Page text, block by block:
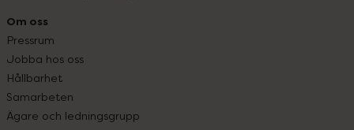
Om oss
Pressrum
Jobba hos oss
Hållbarhet
Samarbeten
Ägare och ledningsgrupp